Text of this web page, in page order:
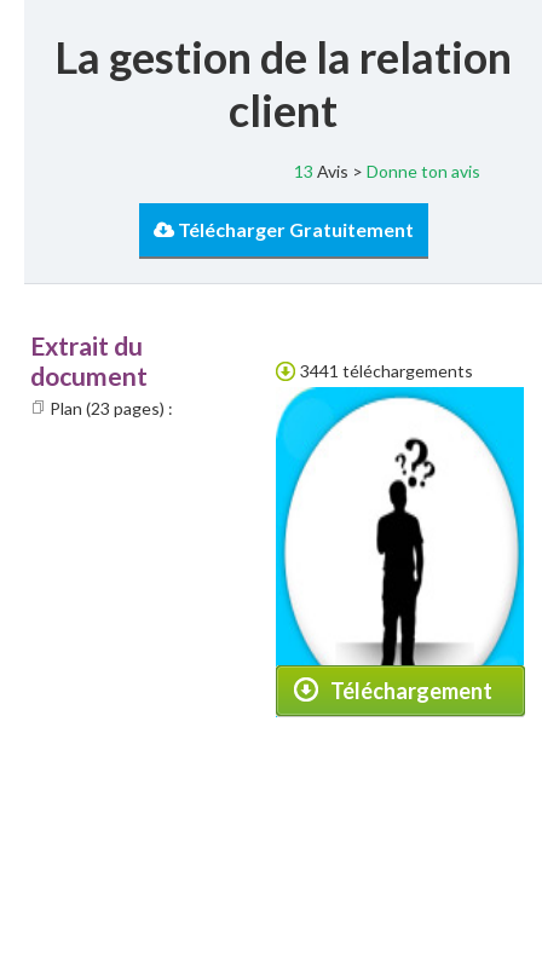
La gestion de la relation
client
13 Avis > Donne ton avis
Télécharger Gratuitement
Téléchargement
3441 téléchargements
Extrait du
document
Plan (23 pages) :